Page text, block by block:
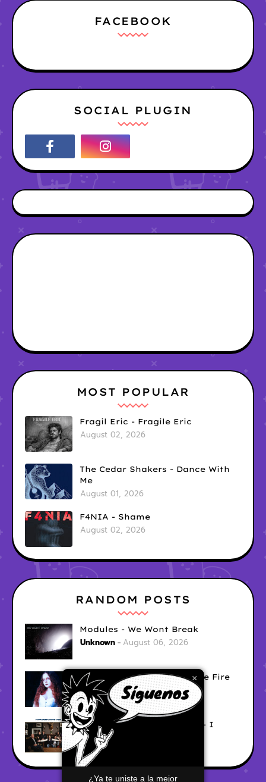
FACEBOOK
SOCIAL PLUGIN
×
¿Ya te uniste a la mejor
MOST POPULAR
Fragil Eric - Fragile Eric
August 02, 2026
The Cedar Shakers - Dance With
Me
August 01, 2026
F4NIA - Shame
August 02, 2026
RANDOM POSTS
Modules - We Wont Break
Unknown August 06, 2026
Sara Diana - Her Hair's Like Fire
Ely August 05, 2026
Good Vibes Rollercoaster - I
Don't Care
Ely August 05, 2026